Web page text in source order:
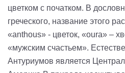
цветком с початком. В
греческого, название этого
«anthous» - цветок, «oura» –
«мужским счастьем».
Антуриумов является